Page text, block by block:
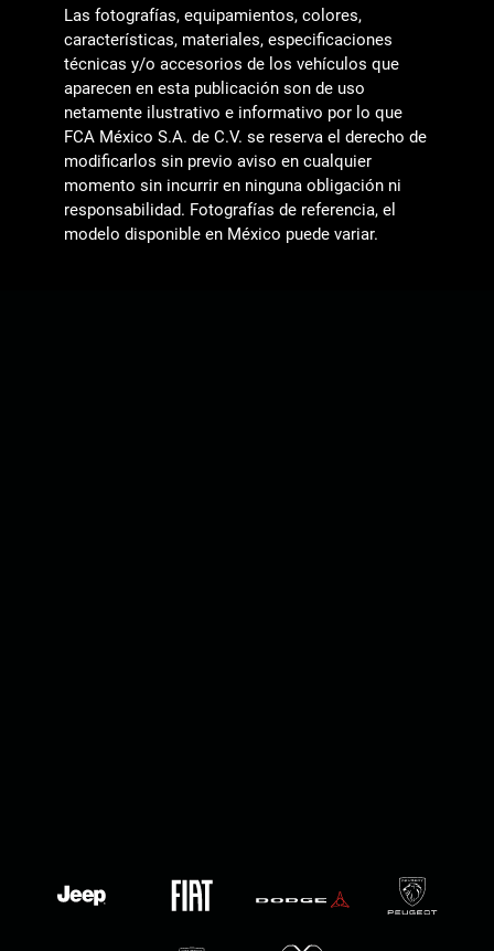
Las fotografías, equipamientos, colores,
características, materiales, especificaciones
técnicas y/o accesorios de los vehículos que
aparecen en esta publicación son de uso
netamente ilustrativo e informativo por lo que
FCA México S.A. de C.V. se reserva el derecho de
modificarlos sin previo aviso en cualquier
momento sin incurrir en ninguna obligación ni
responsabilidad. Fotografías de referencia, el
modelo disponible en México puede variar.